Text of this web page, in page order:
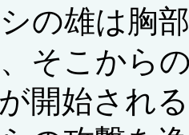
の雄は胸
そこから
開始され